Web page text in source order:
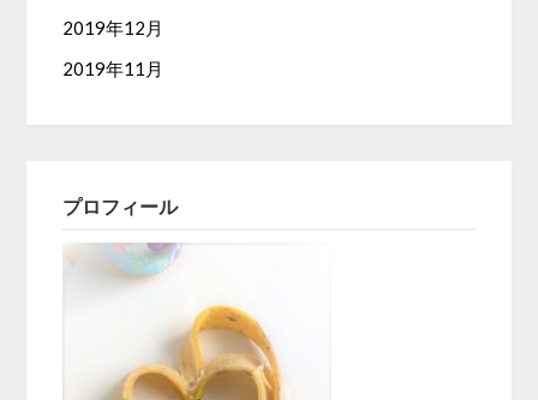
2019年12月
2019年11月
プロフィール